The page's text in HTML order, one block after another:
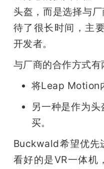
头盔，而是选择与
待了很长时间，主
开发者。
与厂商的合作方式有
将Leap Motion
另一种是作为
买。
Buckwald希望优先
看好的是VR一体机